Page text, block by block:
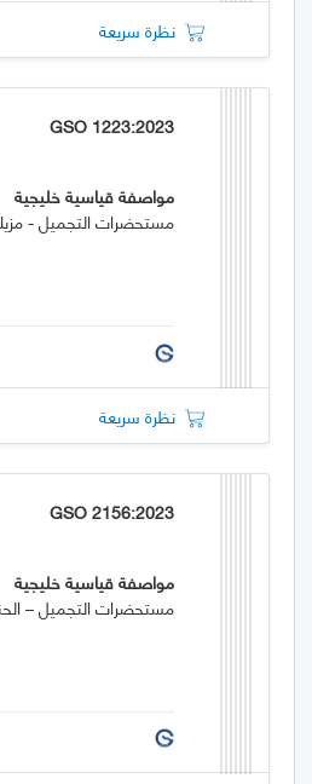
نظرة سريعة
GSO 1223:2023
مواصفة قياسية خليجية
مستحضرات التجميل -
نظرة سريعة
GSO 2156:2023
مواصفة قياسية خليجية
مستحضرات التجميل –